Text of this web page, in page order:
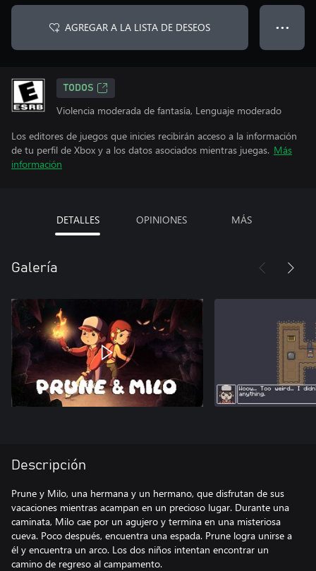
AGREGAR A LA LISTA DE DESEOS ● ● ●
TODOS
Violencia moderada de fantasía, Lenguaje moderado
Los editores de juegos que inicies recibirán acceso a la información
de tu perfil de Xbox y a los datos asociados mientras juegas. Más
información
DETALLES OPINIONES MÁS
Galería
Descripción
Prune y Milo, una hermana y un hermano, que disfrutan de sus
vacaciones mientras acampan en un precioso lugar. Durante una
caminata, Milo cae por un agujero y termina en una misteriosa
cueva. Poco después, encuentra una espada. Prune logra unirse a
él y encuentra un arco. Los dos niños intentan encontrar un
camino de regreso al campamento.